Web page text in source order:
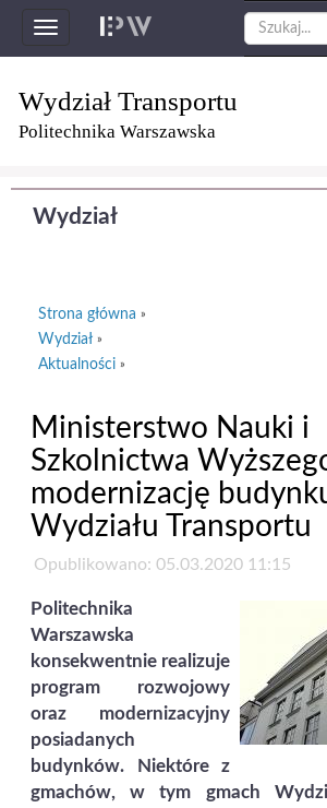
Toggle
navigation
Wydział Transportu
Politechnika Warszawska
Wydział
Strona główna »
Wydział »
Aktualności »
Ministerstwo Nauki i
Szkolnictwa
modernizację
Wydziału Transportu
Opublikowano: 05.03.2020 11:15
Politechnika
Warszawska
konsekwentnie realizuje
program rozwojowy
oraz modernizacyjny
posiadanych
budynków. Niektóre z
gmachów, w tym gmach